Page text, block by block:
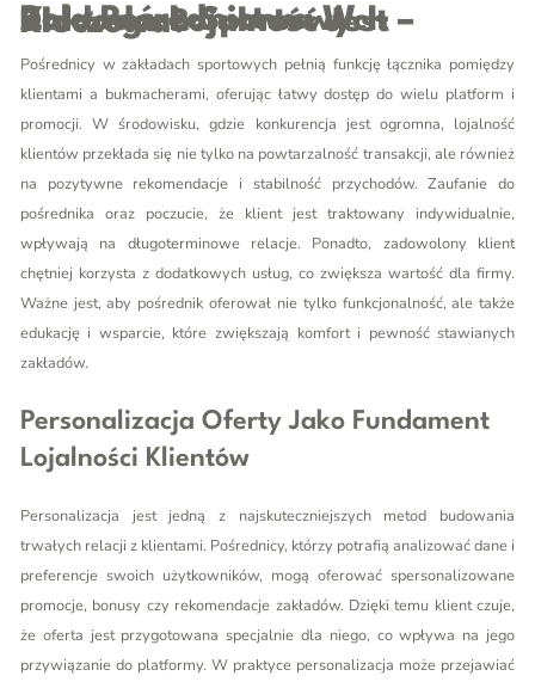
Rola Pośrednictwa W Zakładach Sportowych – Dlaczego Lojalność Jest Kluczowa?
Pośrednicy w zakładach sportowych pełnią funkcję łącznika pomiędzy
klientami a bukmacherami, oferując łatwy dostęp do wielu platform i
promocji. W środowisku, gdzie konkurencja jest ogromna, lojalność
klientów przekłada się nie tylko na powtarzalność transakcji, ale również
na pozytywne rekomendacje i stabilność przychodów. Zaufanie do
pośrednika oraz poczucie, że klient jest traktowany indywidualnie,
wpływają na długoterminowe relacje. Ponadto, zadowolony klient
chętniej korzysta z dodatkowych usług, co zwiększa wartość dla firmy.
Ważne jest, aby pośrednik oferował nie tylko funkcjonalność, ale także
edukację i wsparcie, które zwiększają komfort i pewność stawianych
zakładów.
Personalizacja Oferty Jako Fundament
Lojalności Klientów
Personalizacja jest jedną z najskuteczniejszych metod budowania
trwałych relacji z klientami. Pośrednicy, którzy potrafią analizować dane i
preferencje swoich użytkowników, mogą oferować spersonalizowane
promocje, bonusy czy rekomendacje zakładów. Dzięki temu klient czuje,
że oferta jest przygotowana specjalnie dla niego, co wpływa na jego
przywiązanie do platformy. W praktyce personalizacja może przejawiać